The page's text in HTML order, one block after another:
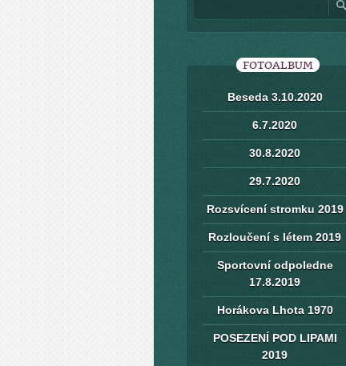
FOTOALBUM
Beseda 3.10.2020
6.7.2020
30.8.2020
29.7.2020
Rozsvícení stromku 2019
Rozloučení s létem 2019
Sportovní odpoledne
17.8.2019
Horákova Lhota 1970
POSEZENÍ POD LIPAMI
2019